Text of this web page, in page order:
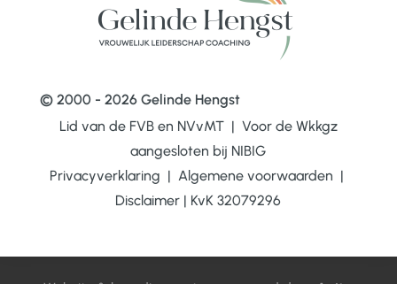
© 2000 - 2026 Gelinde Hengst
Lid van de FVB en NVvMT | Voor de Wkkgz
aangesloten bij NIBIG
Privacyverklaring | Algemene voorwaarden |
Disclaimer | KvK 32079296